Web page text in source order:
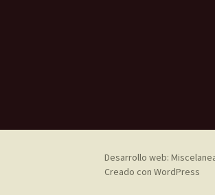
Desarrollo web:
Creado con WordPress